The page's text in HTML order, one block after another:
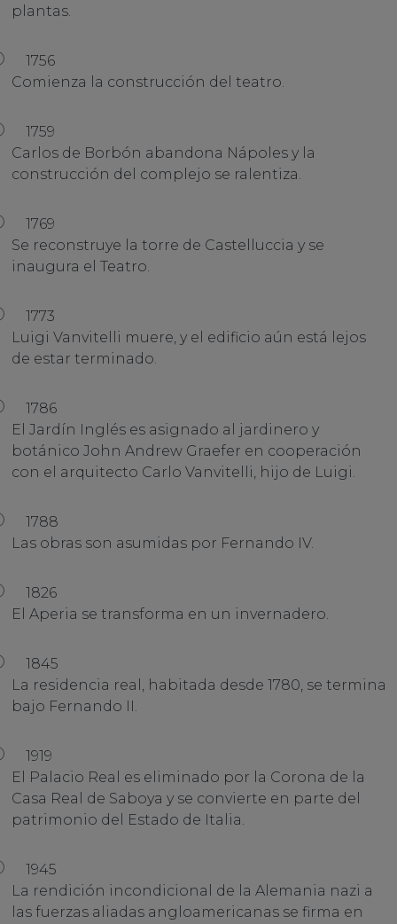
plantas.
1756
Comienza la construcción del teatro.
1759
Carlos de Borbón abandona Nápoles y la
construcción del complejo se ralentiza.
1769
Se reconstruye la torre de Castelluccia y se
inaugura el Teatro.
1773
Luigi Vanvitelli muere, y el edificio aún está lejos
de estar terminado.
1786
El Jardín Inglés es asignado al jardinero y
botánico John Andrew Graefer en cooperación
con el arquitecto Carlo Vanvitelli, hijo de Luigi.
1788
Las obras son asumidas por Fernando IV.
1826
El Aperia se transforma en un invernadero.
1845
La residencia real, habitada desde 1780, se termina
bajo Fernando II.
1919
El Palacio Real es eliminado por la Corona de la
Casa Real de Saboya y se convierte en parte del
patrimonio del Estado de Italia.
1945
La rendición incondicional de la Alemania nazi a
las fuerzas aliadas angloamericanas se firma en